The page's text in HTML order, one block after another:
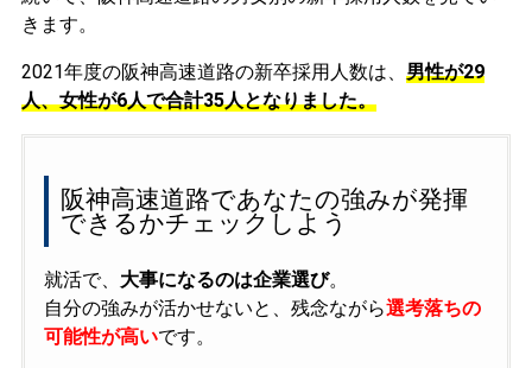
きます。
2021年度の阪神高速道路の新卒採用人数は、 男性が29
人、女性が6人で合計35人となりました。
阪神高速道路であなたの強みが発揮
できるかチェックしよう
就活で、 大事になるのは企業選び。
自分の強みが活かせないと、残念ながら選考落ちの
可能性が高いです。